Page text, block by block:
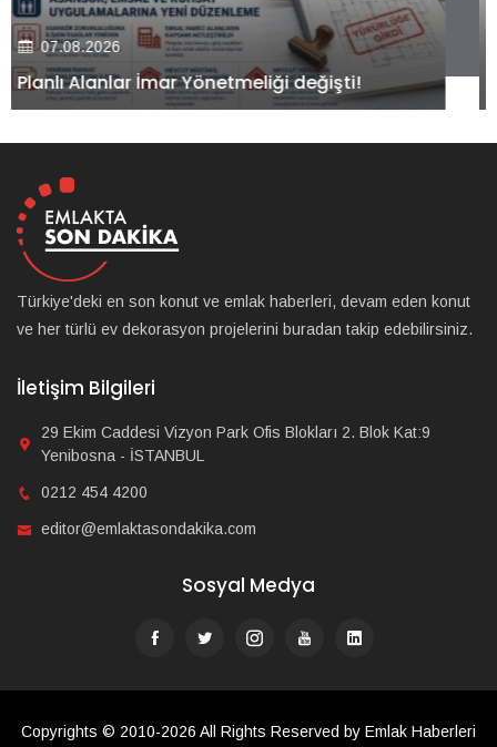
07.08.2026
Kiler GYO’dan Pendik Dolayoba projesiyle ilgili
önemli adım!
Türkiye'deki en son konut ve emlak haberleri, devam eden konut
ve her türlü ev dekorasyon projelerini buradan takip edebilirsiniz.
İletişim Bilgileri
29 Ekim Caddesi Vizyon Park Ofis Blokları 2. Blok Kat:9
Yenibosna - İSTANBUL
0212 454 4200
editor@emlaktasondakika.com
Sosyal Medya
Copyrights © 2010-2026 All Rights Reserved by Emlak Haberleri